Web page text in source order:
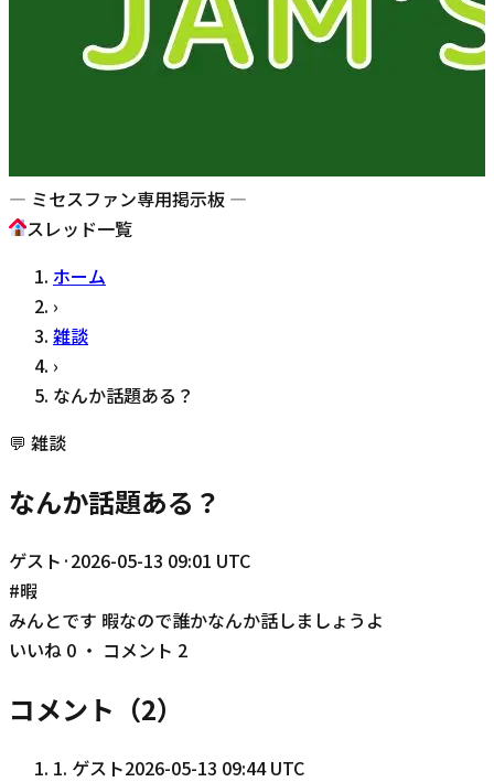
— ミセスファン専用掲示板 —
スレッド一覧
ホーム
›
雑談
›
なんか話題ある？
💬 雑談
なんか話題ある？
ゲスト ·2026-05-13 09:01 UTC
#暇
みんとです 暇なので誰かなんか話しましょうよ
いいね 0 ・ コメント 2
コメント（2）
1. ゲスト2026-05-13 09:44 UTC